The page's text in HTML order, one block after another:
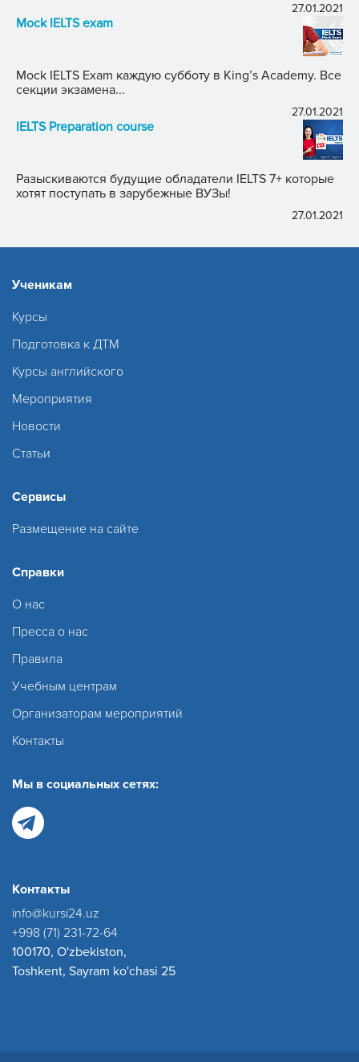
27.01.2021
Mock IELTS exam
Mock IELTS Exam каждую субботу в King’s Academy. Все
секции экзамена...
27.01.2021
IELTS Preparation course
Разыскиваются будущие обладатели IELTS 7+ которые
хотят поступать в зарубежные ВУЗы!
27.01.2021
Ученикам
Курсы
Подготовка к ДТМ
Курсы английского
Мероприятия
Новости
Статьи
Сервисы
Размещение на сайте
Справки
О нас
Пресса о нас
Правила
Учебным центрам
Организаторам мероприятий
Контакты
Мы в социальных сетях:
Контакты
info@kursi24.uz
+998 (71) 231-72-64
100170, O'zbekiston,
Toshkent, Sayram ko'chasi 25